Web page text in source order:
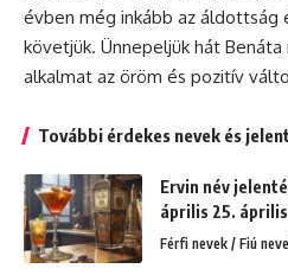
évben még inkább az áldottság
követjük. Ünnepeljük hát
alkalmat az öröm és pozitív
További érdekes nevek és
Ervin név
április 25.
Férfi nevek / Fiú